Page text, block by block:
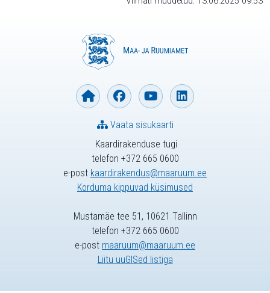
Kaardirakenduse tugi
telefon +372 665 0600
e-post kaardirakendus@maaruum.ee
Korduma kippuvad küsimused
Vaata sisukaarti
Mustamäe tee 51, 10621 Tallinn
telefon +372 665 0600
e-post maaruum@maaruum.ee
Liitu uuGISed listiga